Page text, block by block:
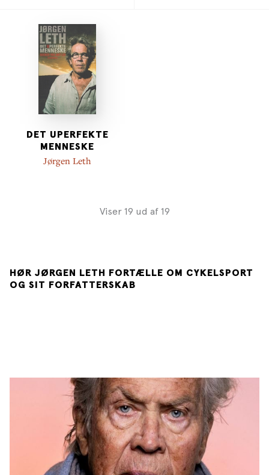
DET UPERFEKTE
MENNESKE
Jørgen Leth
Viser 19 ud af 19
HØR JØRGEN LETH FORTÆLLE OM CYKELSPORT
OG SIT FORFATTERSKAB